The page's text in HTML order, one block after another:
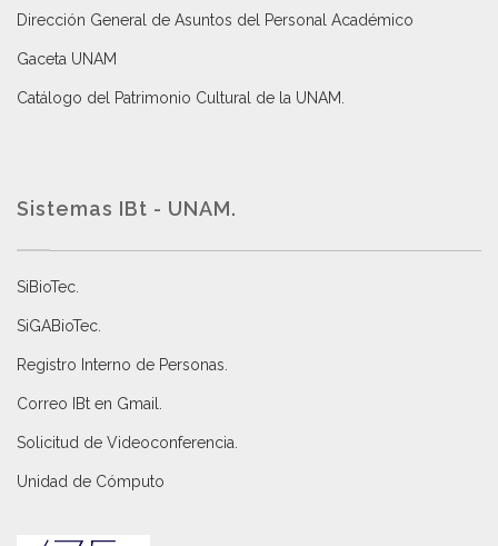
Dirección General de Asuntos del Personal Académico
Gaceta UNAM
Catálogo del Patrimonio Cultural de la UNAM.
Sistemas IBt - UNAM.
SiBioTec
SiGABioTec.
Registro Interno de Personas
Correo IBt en Gmail
Solicitud de Videoconferencia.
Unidad de Cómputo